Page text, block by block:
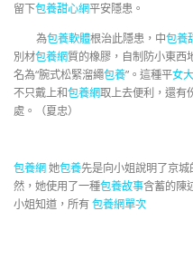
留下包養甜心網平安隱患。
為包養軟體根治此隱患，中包養
別材包養網質的橡膠，自制防小東西
名為“腕式松緊溜繩包養”。這種平女
不只戴上和包養網取上去便利，還有
處。（夏忠）
包養網她包養先是向小姐說明了京
然，她使用了一種包養故事含蓄的陳
小姐知道，所有包養網單次